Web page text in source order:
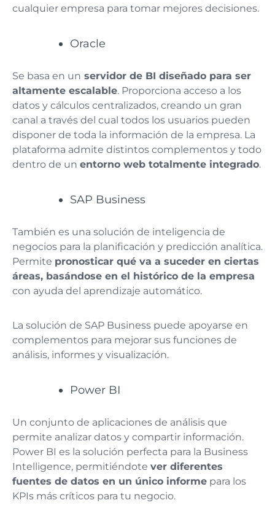
cualquier empresa para tomar mejores decisiones.
Oracle
Se basa en un servidor de BI diseñado para ser
altamente escalable. Proporciona acceso a los
datos y cálculos centralizados, creando un gran
canal a través del cual todos los usuarios pueden
disponer de toda la información de la empresa. La
plataforma admite distintos complementos y todo
dentro de un entorno web totalmente integrado.
SAP Business
También es una solución de inteligencia de
negocios para la planificación y predicción analítica.
Permite pronosticar qué va a suceder en ciertas
áreas, basándose en el histórico de la empresa
con ayuda del aprendizaje automático.
La solución de SAP Business puede apoyarse en
complementos para mejorar sus funciones de
análisis, informes y visualización.
Power BI
Un conjunto de aplicaciones de análisis que
permite analizar datos y compartir información.
Power BI es la solución perfecta para la Business
Intelligence, permitiéndote ver diferentes
fuentes de datos en un único informe para los
KPIs más críticos para tu negocio.